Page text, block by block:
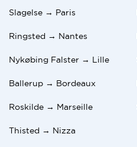
Slagelse → Paris
Ringsted → Nantes
Nykøbing Falster → Lille
Ballerup → Bordeaux
Roskilde → Marseille
Thisted → Nizza